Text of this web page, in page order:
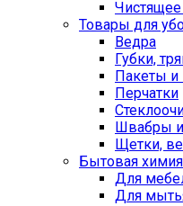
Чистящее
Товары для
Ведра
Губки,
Пакеты
Перчатки
Швабры
Щетки,
Бытовая химия
Для
Для